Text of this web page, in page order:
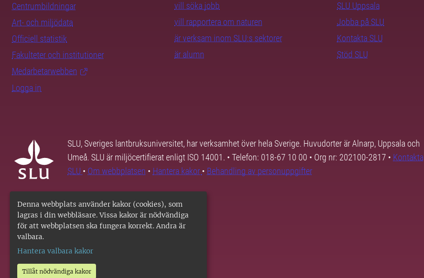
Denna webbplats använder kakor (cookies), som
lagras i din webbläsare. Vissa kakor är nödvändiga
för att webbplatsen ska fungera korrekt. Andra är
valbara.
Hantera valbara kakor
Tillåt nödvändiga kakor
Centrumbildningar
Art- och miljödata
Officiell statistik
Fakulteter och institutioner
Medarbetarwebben
Logga in
vill söka jobb
vill rapportera om naturen
är verksam inom SLU:s sektorer
är alumn
SLU Uppsala
Jobba på SLU
Kontakta SLU
Stöd SLU
SLU, Sveriges lantbruksuniversitet, har verksamhet över hela Sverige. Huvudorter är Alnarp, Uppsala och
Umeå. SLU är miljöcertifierat enligt ISO 14001. • Telefon: 018-67 10 00 • Org nr: 202100-2817 • Kontakta
SLU • Om webbplatsen • Hantera kakor • Behandling av personuppgifter